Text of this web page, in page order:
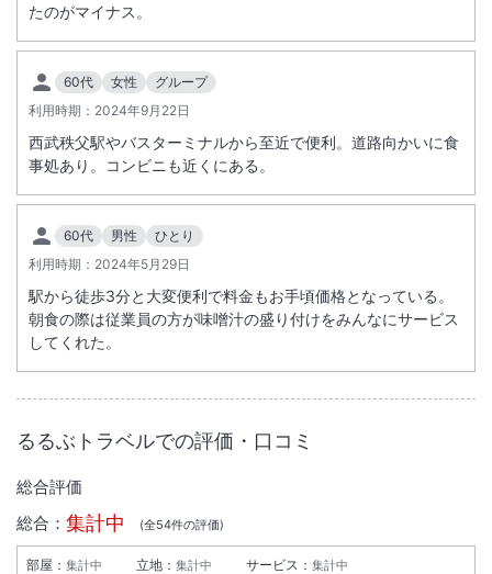
たのがマイナス。
60代 女性
グループ
利用時期： 2024年9月22日
西武秩父駅やバスターミナルから至近で便利。道路向かいに食
事処あり。コンビニも近くにある。
60代 男性
ひとり
利用時期： 2024年5月29日
駅から徒歩3分と大変便利で料金もお手頃価格となっている。
朝食の際は従業員の方が味噌汁の盛り付けをみんなにサービス
してくれた。
るるぶトラベルでの評価・口コミ
総合評価
総合： 集計中 (全54件の評価)
部屋： 集計中 立地： 集計中 サービス： 集計中